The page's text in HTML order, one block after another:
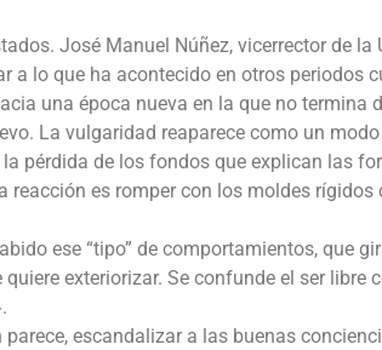
José Manuel Núñez, vicerrector de la
a lo que ha acontecido en otros periodos
una época nueva en la que no termina
La vulgaridad reaparece como un
pérdida de los fondos que explican las
es romper con los moldes rígidos
ese “tipo” de comportamientos, que
exteriorizar. Se confunde el ser libre
escandalizar a las buenas